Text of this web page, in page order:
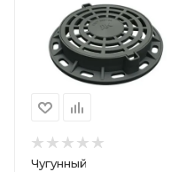
Чугунный